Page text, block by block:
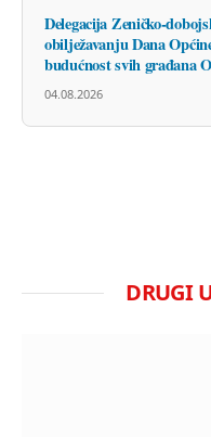
Delegacija Zeničko-
obilježavanju Dana
budućnost svih građana
04.08.2026
DRUGI